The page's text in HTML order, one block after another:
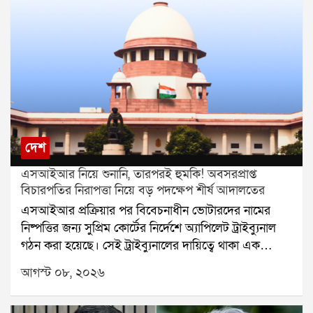
দেশ
এসআইআর নিয়ে শুনানি, তারপরই হুমকি! অবসরপ্রাপ্ত
বিচারপতির নিরাপত্তা নিয়ে বড় পদক্ষেপ শীর্ষ আদালতের
এসআইআর প্রক্রিয়ার পর বিবেচনাধীন ভোটারদের নামের
নিষ্পত্তির জন্য সুপ্রিম কোর্টের নির্দেশে অ্যাপিলেট ট্রাইব্যুনাল
গঠন করা হয়েছে। সেই ট্রাইব্যুনালের দায়িত্বে থাকা এক
অবসরপ্রাপ্ত বিচারপতির নিরাপত্তা নিয়ে এবার প্রশ্ন উঠল।
হুমকি, পথ দুর্ঘটনা এবং বাড়িতে চিঠি আসার অভিযোগের পর
বিষয়টি পৌঁছল সুপ্রিম কোর্টে। এবার নিরাপত্তার বিষয়টি
আগস্ট ০৮, ২০২৬